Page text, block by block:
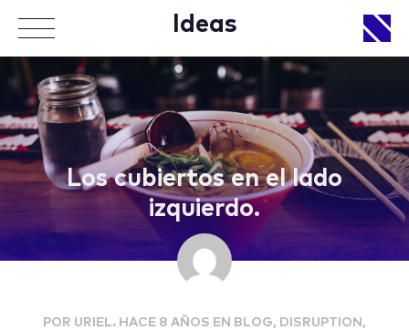
Ideas
Los cubiertos en el lado
izquierdo.
POR URIEL. HACE 8 AÑOS EN BLOG, DISRUPTION,
APPROACH
WORKS